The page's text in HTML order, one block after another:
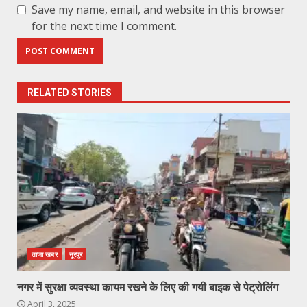
Save my name, email, and website in this browser
for the next time I comment.
RELATED STORIES
ताजा खबर नूरपुर
नगर में सुरक्षा व्यवस्था कायम रखने के लिए की गयी बाइक से पेट्रोलिंग
April 3, 2025